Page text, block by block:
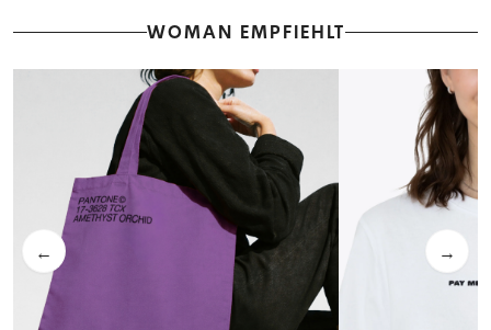
WOMAN EMPFIEHLT
← →